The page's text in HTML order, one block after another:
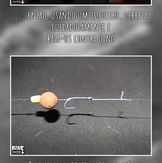
... então, usando um isqueiro, derreta
cuidadosamente e
bata-os contra o nó